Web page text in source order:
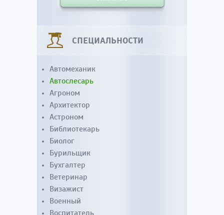
СПЕЦИАЛЬНОСТИ
Автомеханик
Автослесарь
Агроном
Архитектор
Астроном
Библиотекарь
Биолог
Бурильщик
Бухгалтер
Ветеринар
Визажист
Военный
Воспитатель